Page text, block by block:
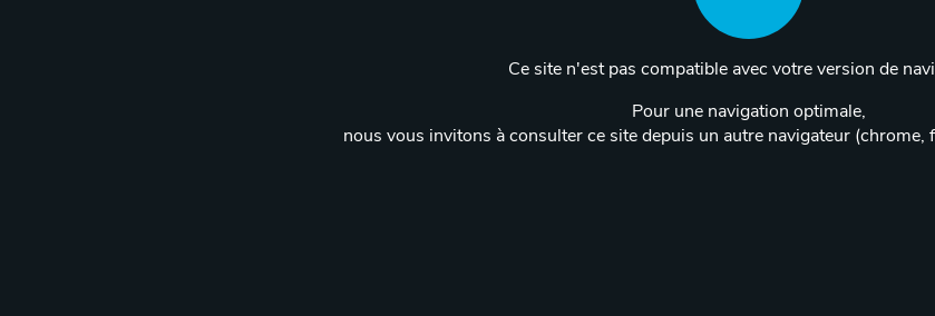
Ce site n'est pas compatible avec votre version de
Pour une navigation optimale,
nous vous invitons à consulter ce site depuis un autre navigateur (chrome,